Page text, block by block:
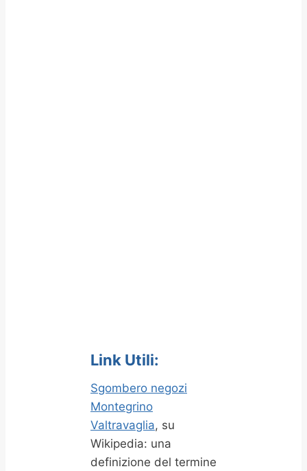
Link Utili:
Sgombero negozi
Montegrino
Valtravaglia, su
Wikipedia: una
definizione del termine